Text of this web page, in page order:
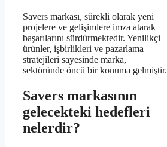
Savers markası, sürekli olarak yeni
projelere ve gelişimlere imza atarak
başarılarını sürdürmektedir. Yenilikçi
ürünler, işbirlikleri ve pazarlama
stratejileri sayesinde marka,
sektöründe öncü bir konuma gelmiştir.
Savers markasının
gelecekteki hedefleri
nelerdir?